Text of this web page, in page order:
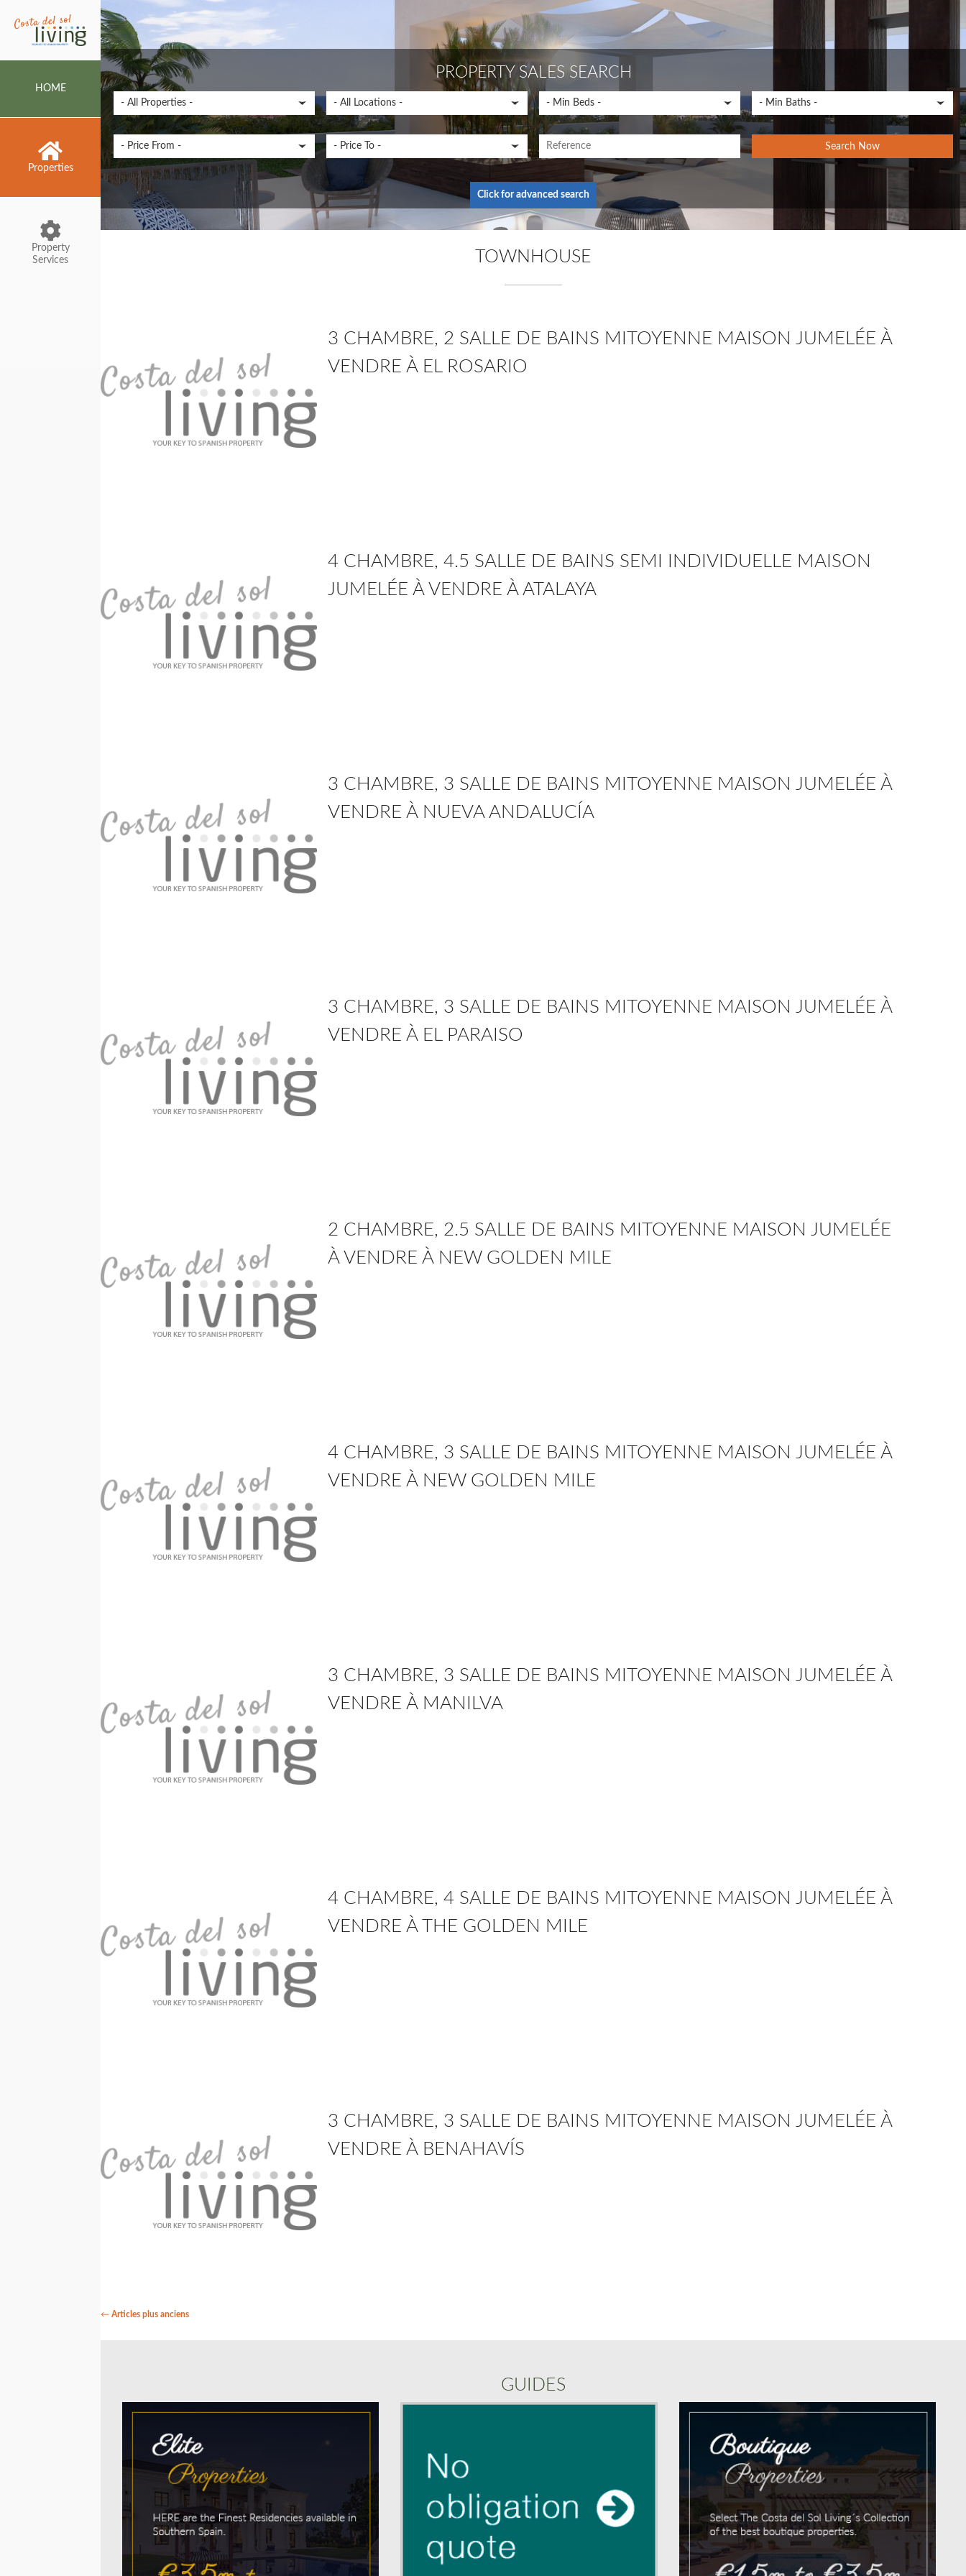
HOME
Properties
Property
Services
PROPERTY SALES SEARCH
Click for advanced search
TOWNHOUSE
3 CHAMBRE, 2 SALLE DE BAINS MITOYENNE MAISON JUMELÉE À
VENDRE À EL ROSARIO
4 CHAMBRE, 4.5 SALLE DE BAINS SEMI INDIVIDUELLE MAISON
JUMELÉE À VENDRE À ATALAYA
3 CHAMBRE, 3 SALLE DE BAINS MITOYENNE MAISON JUMELÉE À
VENDRE À NUEVA ANDALUCÍA
3 CHAMBRE, 3 SALLE DE BAINS MITOYENNE MAISON JUMELÉE À
VENDRE À EL PARAISO
2 CHAMBRE, 2.5 SALLE DE BAINS MITOYENNE MAISON JUMELÉE
À VENDRE À NEW GOLDEN MILE
4 CHAMBRE, 3 SALLE DE BAINS MITOYENNE MAISON JUMELÉE À
VENDRE À NEW GOLDEN MILE
3 CHAMBRE, 3 SALLE DE BAINS MITOYENNE MAISON JUMELÉE À
VENDRE À MANILVA
4 CHAMBRE, 4 SALLE DE BAINS MITOYENNE MAISON JUMELÉE À
VENDRE À THE GOLDEN MILE
3 CHAMBRE, 3 SALLE DE BAINS MITOYENNE MAISON JUMELÉE À
VENDRE À BENAHAVÍS
← Articles plus anciens
GUIDES